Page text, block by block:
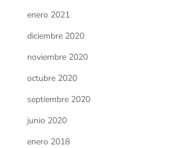
enero 2021
diciembre 2020
noviembre 2020
octubre 2020
septiembre 2020
junio 2020
enero 2018